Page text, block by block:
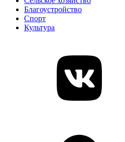
Благоустройство
Спорт
Культура